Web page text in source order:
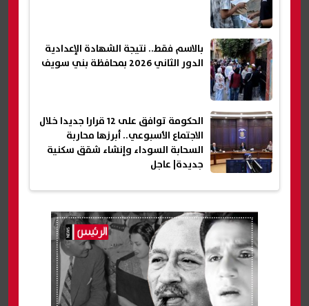
بالاسم فقط.. نتيجة الشهادة الإعدادية
الدور الثاني 2026 بمحافظة بني سويف
الحكومة توافق على 12 قرارا جديدا خلال
الاجتماع الأسبوعي.. أبرزها محاربة
السحابة السوداء وإنشاء شقق سكنية
جديدة| عاجل